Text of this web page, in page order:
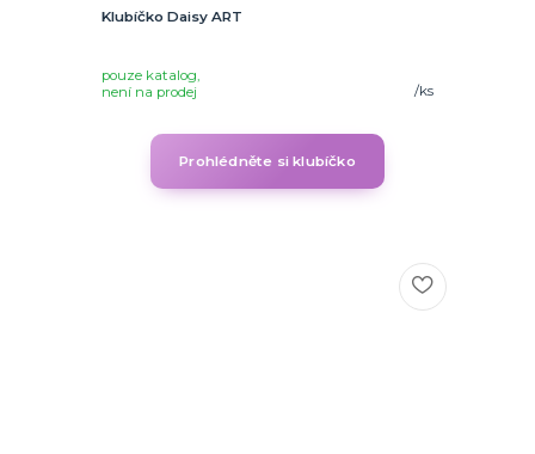
Klubíčko Daisy ART
/ks
pouze katalog,
není na prodej
Prohlédněte si klubíčko